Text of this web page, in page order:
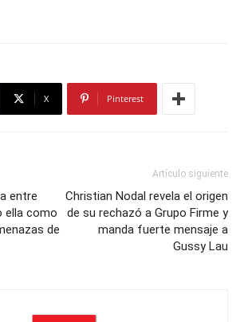
X Pinterest
entre
ella como
de
Artículo siguiente
Christian Nodal revela el origen
de su rechazó a Grupo Firme y
manda fuerte mensaje a
Gussy Lau